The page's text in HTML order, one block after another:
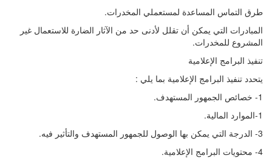
طرق التماس المساعدة لمستعملي المخدرات.
المبادرات التي يمكن أن تقلل لأدنى حد من الآثار الضارة للاستعمال غير
المشروع للمخدرات.
تنفيذ البرامج الإعلامية
يتحدد تنفيذ البرامج الإعلامية بما يلي :
1- خصائص الجمهور المستهدف.
1-الموارد المالية.
3- الدرجة التي يمكن بها الوصول للجمهور المستهدف والتأثير فيه.
4- محتويات البرامج الإعلامية.